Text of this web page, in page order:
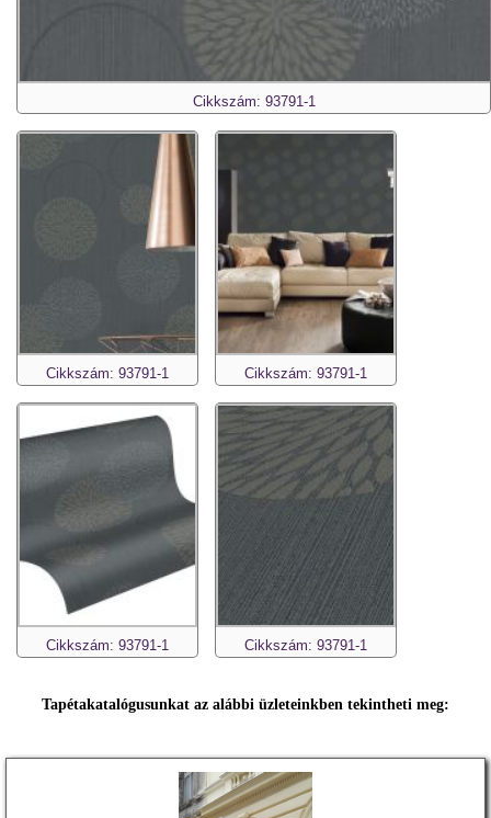
Cikkszám: 93791-1
Cikkszám: 93791-1 Cikkszám: 93791-1
Cikkszám: 93791-1 Cikkszám: 93791-1
Tapétakatalógusunkat az alábbi üzleteinkben tekintheti meg: